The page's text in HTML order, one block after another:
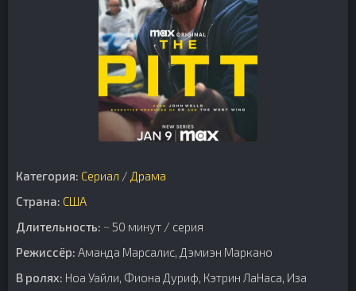
Категория: Сериал / Драма
Страна: США
Длительность: ~ 50 минут / серия
Режиссёр: Аманда Марсалис, Дэмиэн Маркано
В ролях: Ноа Уайли, Фиона Дуриф, Кэтрин ЛаНаса, Иза